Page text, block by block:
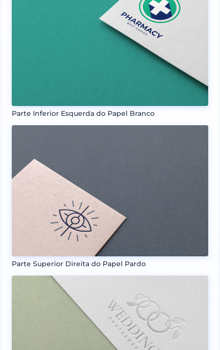
Parte Inferior Esquerda do Papel Branco
Parte Superior Direita do Papel Pardo